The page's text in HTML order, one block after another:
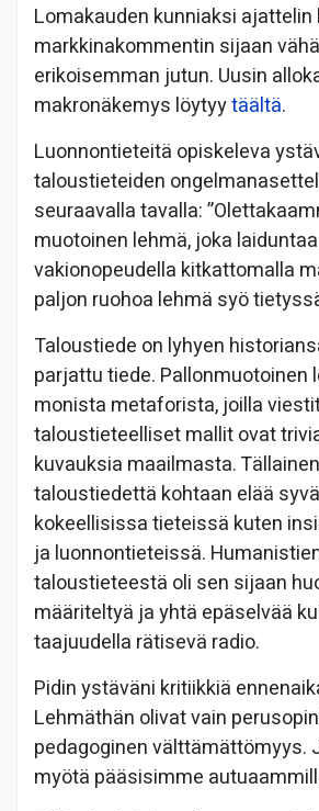
Lomakauden kunniaksi
markkinakommentin sijaan
erikoisemman jutun. Uusin
makronäkemys löytyytäältä.
Luonnontieteitä opiskeleva
taloustieteiden
seuraavalla tavalla:
muotoinen lehmä, joka laiduntaa
vakionopeudella kitkattomalla
paljon ruohoa lehmä syö
Taloustiede on lyhyen
parjattu tiede. Pallonmuotoinen
monista metaforista, joilla
taloustieteelliset mallit ovat
kuvauksia maailmasta.
taloustiedettä kohtaan elää
kokeellisissa tieteissä kuten
ja luonnontieteissä.
taloustieteestä oli sen sijaan
määriteltyä ja yhtä epäselvää
taajuudella rätisevä radio.
Pidin ystäväni kritiikkiä
Lehmäthän olivat vain
pedagoginen välttämättömyys.
myötä pääsisimme